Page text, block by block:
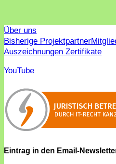
Über uns
Bisherige Projektpartner
Auszeichnungen Zertifikate
YouTube
Eintrag in den Email-